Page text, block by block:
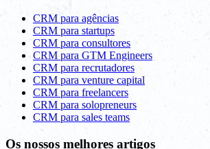
CRM para agências
CRM para startups
CRM para consultores
CRM para GTM Engineers
CRM para recrutadores
CRM para venture capital
CRM para freelancers
CRM para solopreneurs
CRM para sales teams
Os nossos melhores artigos